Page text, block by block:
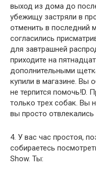
выход из дома до
убежищу застряли в
отменить в последний
согласились
для завтрашней
приходите на
дополнительными
купили в магазине. Вы
не терпится помочь!D.
только трех собак. Вы
вы просто
4. У вас час простоя,
собираетесь
Show. Ты: